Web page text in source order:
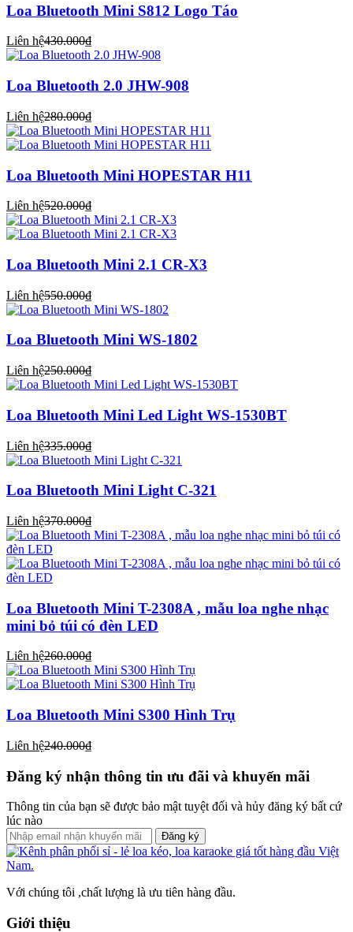
Loa Bluetooth Mini S812 Logo Táo
Liên hệ430.000₫
Loa Bluetooth 2.0 JHW-908
Liên hệ280.000₫
Loa Bluetooth Mini HOPESTAR H11
Liên hệ520.000₫
Loa Bluetooth Mini 2.1 CR-X3
Liên hệ550.000₫
Loa Bluetooth Mini WS-1802
Liên hệ250.000₫
Loa Bluetooth Mini Led Light WS-1530BT
Liên hệ335.000₫
Loa Bluetooth Mini Light C-321
Liên hệ370.000₫
Loa Bluetooth Mini T-2308A , mẫu loa nghe nhạc
mini bỏ túi có đèn LED
Liên hệ260.000₫
Loa Bluetooth Mini S300 Hình Trụ
Liên hệ240.000₫
Đăng ký nhận thông tin ưu đãi và khuyến mãi
Thông tin của bạn sẽ được bảo mật tuyệt đối và hủy đăng ký bất cứ
lúc nào
Đăng ký
Với chúng tôi ,chất lượng là ưu tiên hàng đầu.
Giới thiệu